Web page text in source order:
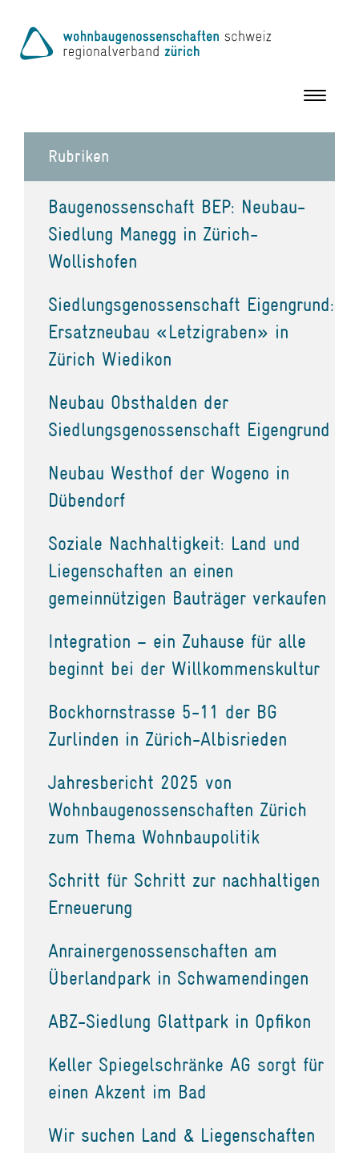
Toggle
Rubriken
Baugenossenschaft BEP: Neubau-
Siedlung Manegg in Zürich-
Wollishofen
Siedlungsgenossenschaft Eigengrund:
Ersatzneubau «Letzigraben» in
Zürich Wiedikon
Neubau Obsthalden der
Siedlungsgenossenschaft Eigengrund
Neubau Westhof der Wogeno in
Dübendorf
Soziale Nachhaltigkeit: Land und
Liegenschaften an einen
gemeinnützigen Bauträger verkaufen
Integration – ein Zuhause für alle
beginnt bei der Willkommenskultur
Bockhornstrasse 5-11 der BG
Zurlinden in Zürich-Albisrieden
Jahresbericht 2025 von
Wohnbaugenossenschaften Zürich
zum Thema Wohnbaupolitik
Schritt für Schritt zur nachhaltigen
Erneuerung
Anrainergenossenschaften am
Überlandpark in Schwamendingen
ABZ-Siedlung Glattpark in Opfikon
Keller Spiegelschränke AG sorgt für
einen Akzent im Bad
Wir suchen Land & Liegenschaften